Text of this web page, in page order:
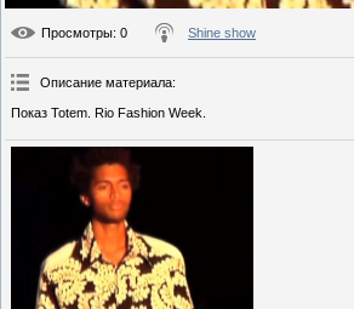
Просмотры: 0 Shine show
Описание материала:
Показ Totem. Rio Fashion Week.